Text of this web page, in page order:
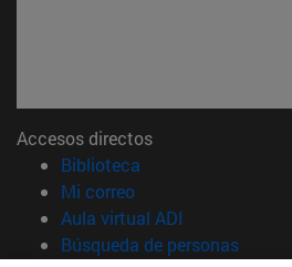
Accesos directos
Biblioteca
Mi correo(abre en nueva
Aula virtual ADI
Búsqueda de personas(abre